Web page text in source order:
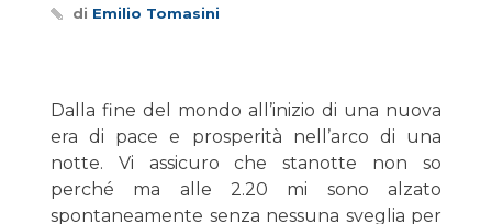
di Emilio Tomasini
Dalla fine del mondo all’inizio di una nuova
era di pace e prosperità nell’arco di una
notte. Vi assicuro che stanotte non so
perché ma alle 2.20 mi sono alzato
spontaneamente senza nessuna sveglia per